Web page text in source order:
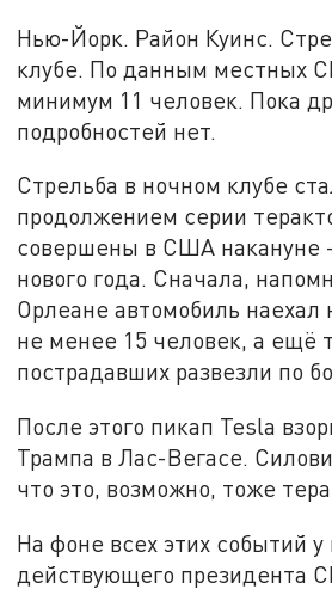
Нью-Йорк. Район Куинс.
клубе. По данным местных
минимум 11 человек. Пока
подробностей нет.
Стрельба в ночном клубе
продолжением серии
совершены в США накануне
нового года. Сначала,
Орлеане автомобиль наехал
не менее 15 человек, а ещё
пострадавших развезли по
После этого пикап Tesla
Трампа в Лас-Вегасе.
что это, возможно, тоже
На фоне всех этих событий
действующего президента